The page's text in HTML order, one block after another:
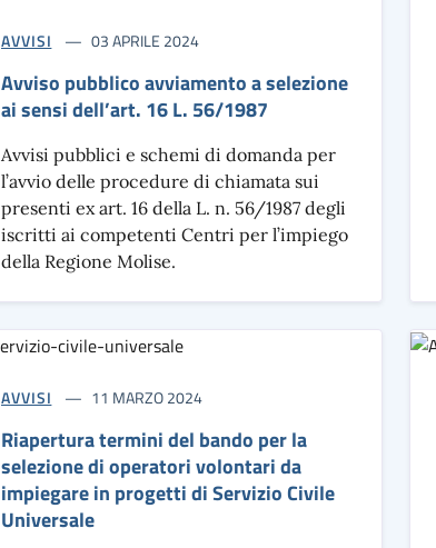
AVVISI 03 APRILE 2024
Avviso pubblico avviamento a selezione
ai sensi dell’art. 16 L. 56/1987
Avvisi pubblici e schemi di domanda per
l’avvio delle procedure di chiamata sui
presenti ex art. 16 della L. n. 56/1987 degli
iscritti ai competenti Centri per l’impiego
della Regione Molise.
AVVISI 11 MARZO 2024
Riapertura termini del bando per la
selezione di operatori volontari da
impiegare in progetti di Servizio Civile
Universale